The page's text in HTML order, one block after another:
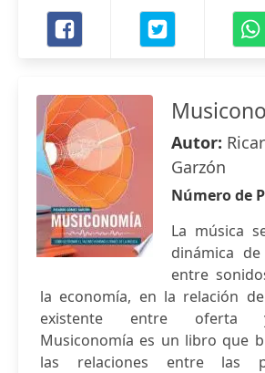
Autor:
Garzón
Número de
La música
dinámica
entre
la economía, en la relación
existente entre oferta
Musiconomía es un libro que
las relaciones entre las